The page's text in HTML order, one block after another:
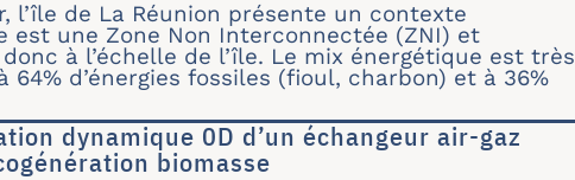
l’île de La Réunion présente un contexte
une Zone Non Interconnectée (ZNI) et
à l’échelle de l’île. Le mix énergétique est très
d’énergies fossiles (fioul, charbon) et à 36%
dynamique 0D d’un échangeur air-gaz
biomasse